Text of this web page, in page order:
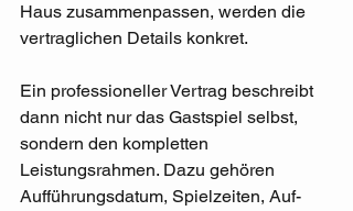
Haus zusammenpassen, werden die
vertraglichen Details konkret.
Ein professioneller Vertrag beschreibt
dann nicht nur das Gastspiel selbst,
sondern den kompletten
Leistungsrahmen. Dazu gehören
Aufführungsdatum, Spielzeiten, Auf-